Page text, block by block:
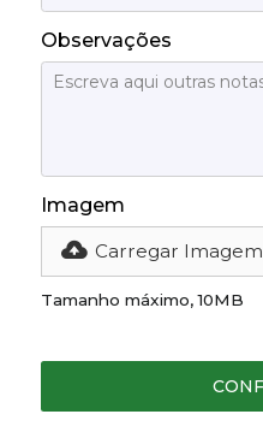
Observações
Imagem
Carregar Imagem
Tamanho máximo, 10MB